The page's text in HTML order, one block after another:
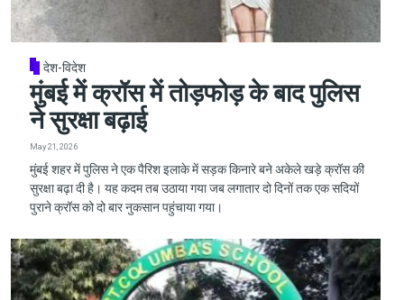
देश-विदेश
मुंबई में क्रॉस में तोड़फोड़ के बाद पुलिस
ने सुरक्षा बढ़ाई
May 21, 2026
मुंबई शहर में पुलिस ने एक पैरिश इलाके में सड़क किनारे बने अकेले खड़े क्रॉस की
सुरक्षा बढ़ा दी है। यह कदम तब उठाया गया जब लगातार दो दिनों तक एक सदियों
पुराने क्रॉस को दो बार नुकसान पहुंचाया गया।